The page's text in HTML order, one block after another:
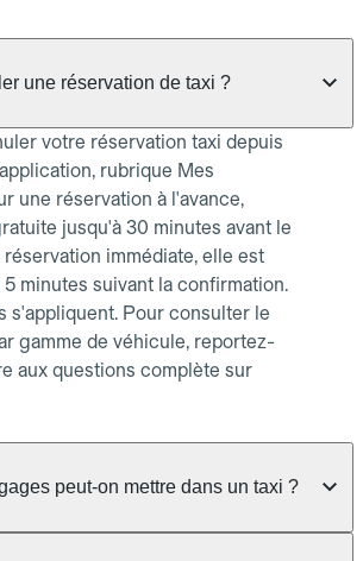
une réservation de taxi ?
votre réservation taxi depuis
rubrique Mes
une réservation à l'avance,
jusqu'à 30 minutes avant le
immédiate, elle est
minutes suivant la confirmation.
s'appliquent. Pour consulter le
gamme de véhicule, reportez-
aux questions complète sur
peut-on mettre dans un taxi ?